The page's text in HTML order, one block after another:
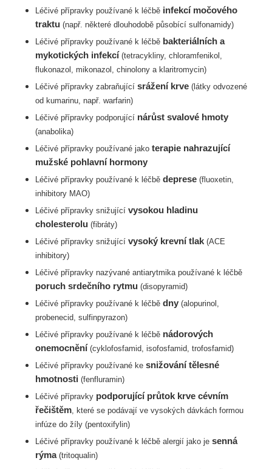
Léčivé přípravky používané k léčbě infekcí močového
traktu(např. některé dlouhodobě působící sulfonamidy)
Léčivé přípravky používané k léčbě bakteriálních a
mykotických infekcí (tetracykliny, chloramfenikol,
flukonazol, mikonazol, chinolony a klaritromycin)
Léčivé přípravky zabraňující srážení krve(látky odvozené
od kumarinu, např. warfarin)
Léčivé přípravky podporující nárůst svalové hmoty
(anabolika)
Léčivé přípravky používané jako terapie nahrazující
mužské pohlavní hormony
Léčivé přípravky používané k léčbě deprese(fluoxetin,
inhibitory MAO)
Léčivé přípravky snižující vysokou hladinu
cholesterolu(fibráty)
Léčivé přípravky snižující vysoký krevní tlak(ACE
inhibitory)
Léčivé přípravky nazývané antiarytmika používané k léčbě
poruch srdečního rytmu (disopyramid)
Léčivé přípravky používané k léčbě dny(alopurinol,
probenecid, sulfinpyrazon)
Léčivé přípravky používané k léčbě nádorových
onemocnění(cyklofosfamid, isofosfamid, trofosfamid)
Léčivé přípravky používané ke snižování tělesné
hmotnosti (fenfluramin)
Léčivé přípravky podporující průtok krve cévním
řečištěm, které se podávají ve vysokých dávkách formou
infúze do žíly (pentoxifylin)
Léčivé přípravky používané k léčbě alergií jako je senná
rýma(tritoqualin)